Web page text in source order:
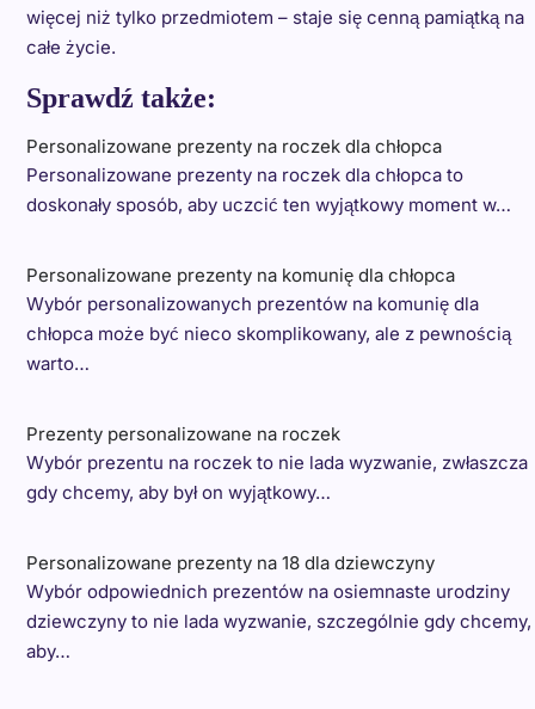
więcej niż tylko przedmiotem – staje się cenną pamiątką na
całe życie.
Sprawdź także:
Personalizowane prezenty na roczek dla chłopca
Personalizowane prezenty na roczek dla chłopca to
doskonały sposób, aby uczcić ten wyjątkowy moment w…
Personalizowane prezenty na komunię dla chłopca
Wybór personalizowanych prezentów na komunię dla
chłopca może być nieco skomplikowany, ale z pewnością
warto…
Prezenty personalizowane na roczek
Wybór prezentu na roczek to nie lada wyzwanie, zwłaszcza
gdy chcemy, aby był on wyjątkowy…
Personalizowane prezenty na 18 dla dziewczyny
Wybór odpowiednich prezentów na osiemnaste urodziny
dziewczyny to nie lada wyzwanie, szczególnie gdy chcemy,
aby…